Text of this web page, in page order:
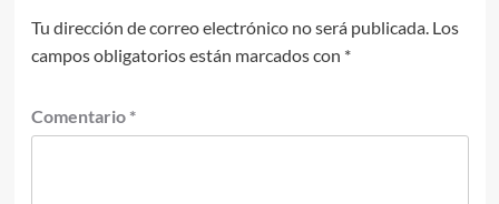
Tu dirección de correo electrónico no será publicada. Los
campos obligatorios están marcados con *
Comentario *